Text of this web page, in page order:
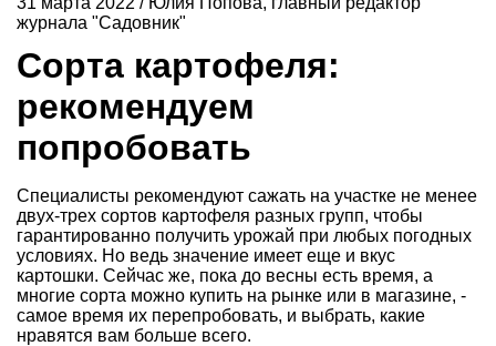
журнала "Садовник"
Сорта картофеля:
рекомендуем
попробовать
Специалисты рекомендуют сажать на участке не менее
двух-трех сортов картофеля разных групп, чтобы
гарантированно получить урожай при любых погодных
условиях. Но ведь значение имеет еще и вкус
картошки. Сейчас же, пока до весны есть время, а
многие сорта можно купить на рынке или в магазине, -
самое время их перепробовать, и выбрать, какие
нравятся вам больше всего.